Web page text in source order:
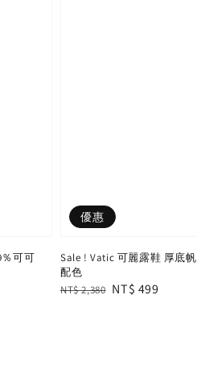
可可
優惠
Sale ! Vatic 可麗露鞋 厚底
配色
Regular
NT$ 2,380 Sale
NT$ 499